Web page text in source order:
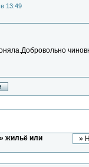
13:49
жильё или